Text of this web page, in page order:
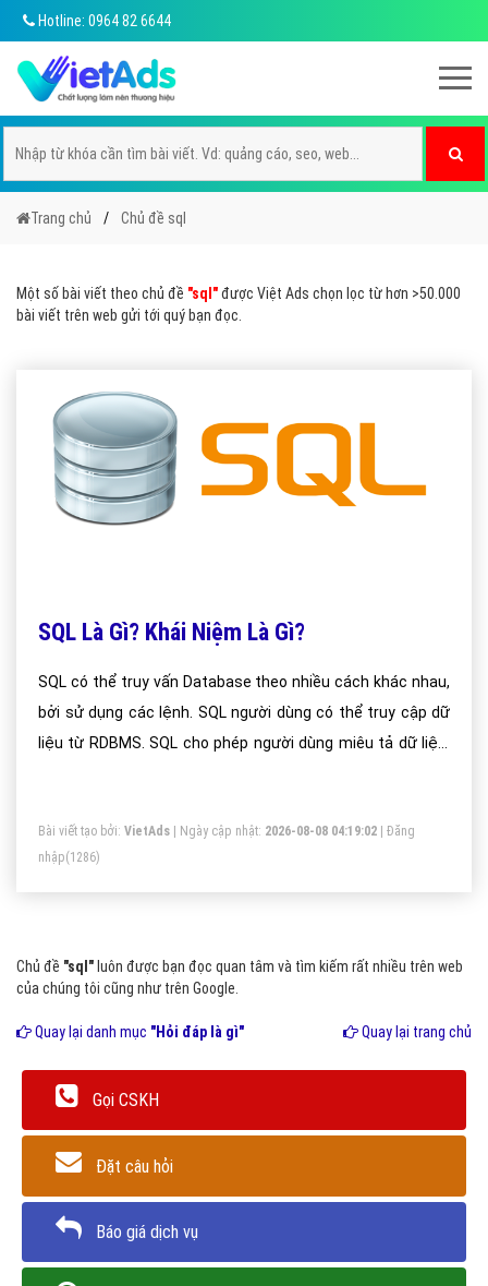
Hotline: 0964 82 6644
Trang chủ Chủ đề sql
Một số bài viết theo chủ đề "sql"được Việt Ads chọn lọc từ hơn >50.000
bài viết trên web gửi tới quý bạn đọc.
SQL Là Gì? Khái Niệm Là Gì?
SQL có thể truy vấn Database theo nhiều cách khác nhau,
bởi sử dụng các lệnh. SQL người dùng có thể truy cập dữ
liệu từ RDBMS. SQL cho phép người dùng miêu tả dữ liệu.
tạo, xóa Database và bảng. Cho phép người dùng tạo view,
Procedure, hàm trong một Database. Cho phép người dùng
thiết lập quyền truy cập vào bảng, thủ tục và view.
Bài viết tạo bởi: VietAds | Ngày cập nhật: 2026-08-08 04:19:02
Đăng
nhập(1286)
Chủ đề "sql" luôn được bạn đọc quan tâm và tìm kiếm rất nhiều trên web
của chúng tôi cũng như trên Google.
Quay lại danh mục "Hỏi đáp là gì" Quay lại trang chủ
Gọi CSKH
Đặt câu hỏi
Báo giá dịch vụ